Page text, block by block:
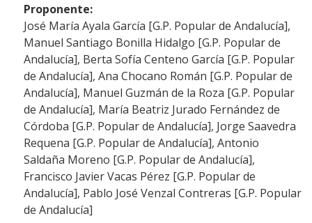
Proponente:
José María Ayala García [G.P. Popular de Andalucía],
Manuel Santiago Bonilla Hidalgo [G.P. Popular de
Andalucía], Berta Sofía Centeno García [G.P. Popular
de Andalucía], Ana Chocano Román [G.P. Popular de
Andalucía], Manuel Guzmán de la Roza [G.P. Popular
de Andalucía], María Beatriz Jurado Fernández de
Córdoba [G.P. Popular de Andalucía], Jorge Saavedra
Requena [G.P. Popular de Andalucía], Antonio
Saldaña Moreno [G.P. Popular de Andalucía],
Francisco Javier Vacas Pérez [G.P. Popular de
Andalucía], Pablo José Venzal Contreras [G.P. Popular
de Andalucía]